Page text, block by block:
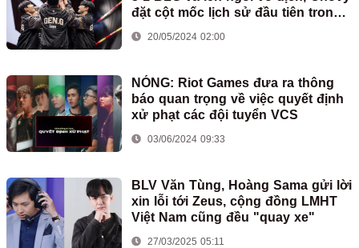
đặt cột mốc lịch sử đầu tiên trong
sự nghiệp
20/05/2024 02:00
NÓNG: Riot Games đưa ra thông
báo quan trọng về việc quyết định
xử phạt các đội tuyển VCS
03/06/2024 09:33
BLV Văn Tùng, Hoàng Sama gửi lời
xin lỗi tới Zeus, cộng đồng LMHT
Việt Nam cũng đều "quay xe"
27/03/2025 05:11